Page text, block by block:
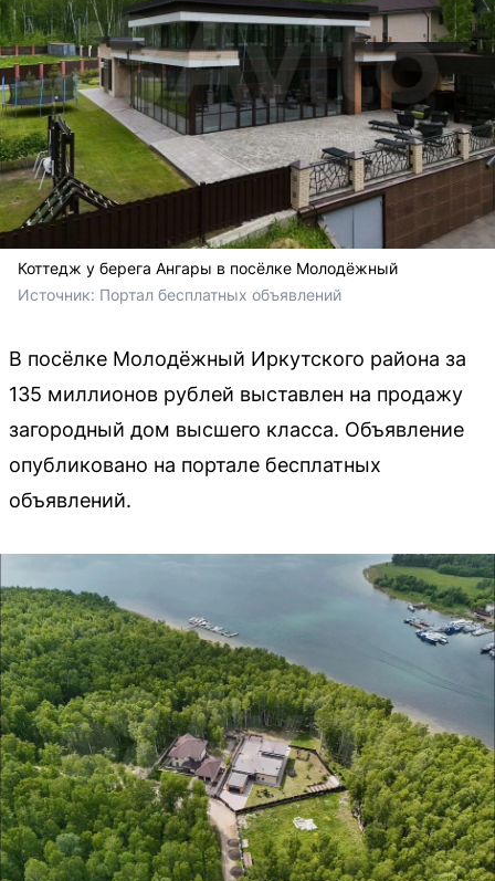
Коттедж у берега Ангары в посёлке Молодёжный
Источник: Портал бесплатных объявлений
В посёлке Молодёжный Иркутского района за
135 миллионов рублей выставлен на продажу
загородный дом высшего класса. Объявление
опубликовано на портале бесплатных
объявлений.